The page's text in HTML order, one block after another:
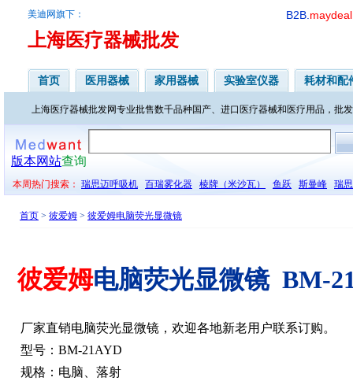
美迪网旗下：
上海医疗器械批发
B2B. maydeal
首页 医用器械 家用器械 实验室仪器 耗材和配
上海医疗器械批发网专业批售数千品种国产、进口医疗器械和医疗用品，批
版本网站查询
本周热门搜索： 瑞思迈呼吸机 百瑞雾化器 棱牌（米沙瓦） 鱼跃 斯曼峰 瑞
首页 > 彼爱姆 > 彼爱姆电脑荧光显微镜
彼爱姆电脑荧光显微镜 BM-
厂家直销电脑荧光显微镜，欢迎各地新老用户联系订购。
型号：BM-21AYD
规格：电脑、落射